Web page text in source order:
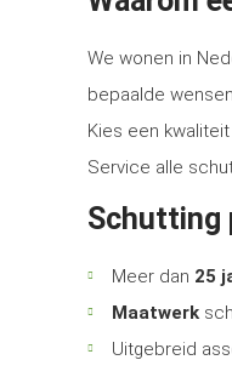
We wonen in
bepaalde
Kies een
Service alle
Schutting
Meer dan 25
Maatwerk
Uitgebreid